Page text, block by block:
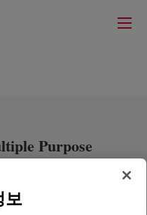
Purpose
보